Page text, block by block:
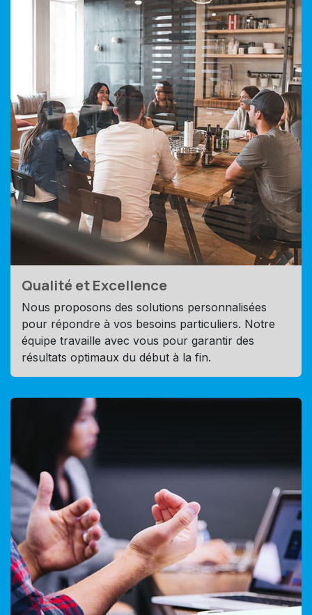
Qualité et Excellence
Nous proposons des solutions personnalisées
pour répondre à vos besoins particuliers. Notre
équipe travaille avec vous pour garantir des
résultats optimaux du début à la fin.